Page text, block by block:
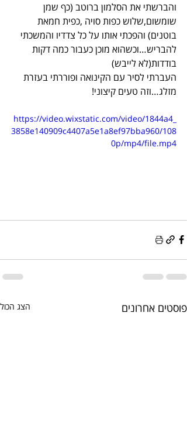
והברשתי את הסלמון ברוטב (כף שמן
שומשום,שלוש כפות סויה ,כפית חמאת
בוטנים) והפכתי אותו על כל צדדיו והמשכתי
להבריש…וכשהוא מוכן כעבור כמה דקות
בודדות(לא לייבש)
העברתי לסיר עם הקינואה ופוררתי בעזרת
מזלג…וזה טעים קיצוני!
https://video.wixstatic.com/video/1844a4_
3858e140909c4407a5e1a8ef97bba960/108
0p/mp4/file.mp4
פוסטים אחרונים הצג הכול